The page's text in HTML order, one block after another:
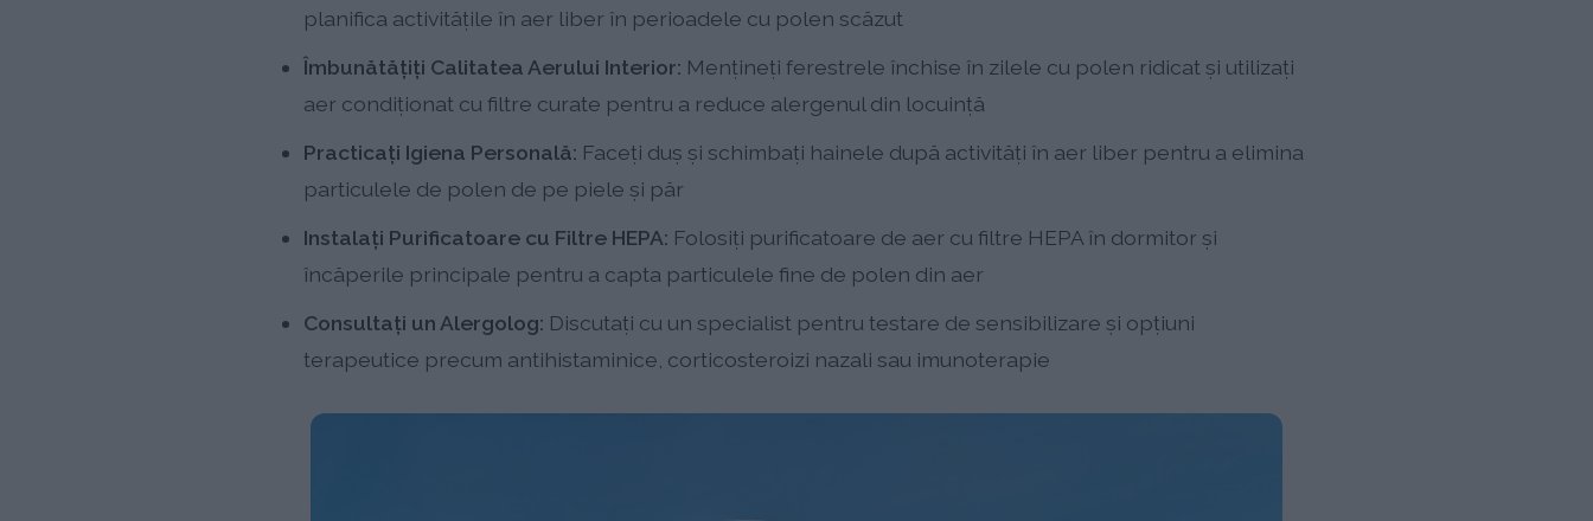
planifica activitățile în aer liber în perioadele cu polen scăzut
Îmbunătățiți Calitatea Aerului Interior: Mențineți ferestrele închise în zilele cu polen ridicat și utilizați
aer condiționat cu filtre curate pentru a reduce alergenul din locuință
Practicați Igiena Personală: Faceți duș și schimbați hainele după activități în aer liber pentru a elimina
particulele de polen de pe piele și păr
Instalați Purificatoare cu Filtre HEPA: Folosiți purificatoare de aer cu filtre HEPA în dormitor și
încăperile principale pentru a capta particulele fine de polen din aer
Consultați un Alergolog: Discutați cu un specialist pentru testare de sensibilizare și opțiuni
terapeutice precum antihistaminice, corticosteroizi nazali sau imunoterapie